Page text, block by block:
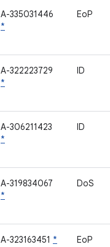
A-335031446
*
EoP
A-322223729
*
ID
A-306211423
*
ID
A-319834067
*
DoS
A-323163451 * EoP